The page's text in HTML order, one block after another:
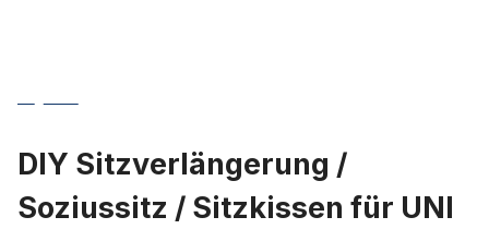
DIY Sitzverlängerung /
Soziussitz / Sitzkissen für UNI